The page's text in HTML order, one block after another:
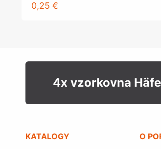
0,25 €
4x vzorkovna
KATALOGY O